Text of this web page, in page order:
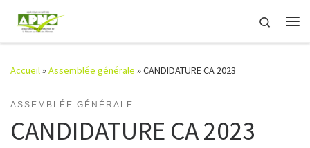
Passer au contenu
Search
Accueil»Assemblée générale »CANDIDATURE CA 2023
ASSEMBLÉE GÉNÉRALE
CANDIDATURE CA 2023